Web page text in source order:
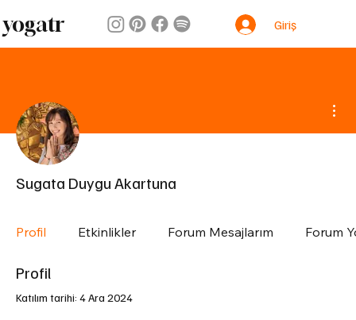
yogatr Giriş
Sugata Duygu Akartuna
Profil Etkinlikler Forum Mesajlarım Forum
Profil
Katılım tarihi: 4 Ara 2024